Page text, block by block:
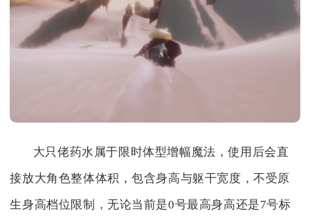
大只佬药水属于限时体型增幅魔法，使用后会直
接放大角色整体体积，包含身高与躯干宽度，不受原
生身高档位限制，无论当前是0号最高身高还是7号标